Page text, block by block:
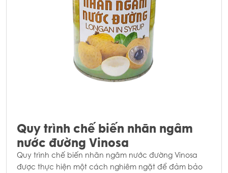
Quy trình chế biến nhãn ngâm
nước đường Vinosa
Quy trình chế biến nhãn ngâm nước đường Vinosa
được thực hiện một cách nghiêm ngặt để đảm bảo